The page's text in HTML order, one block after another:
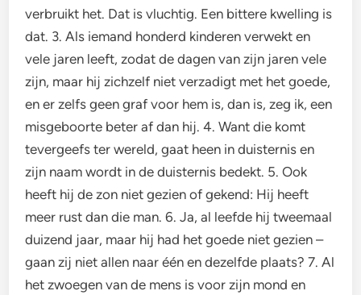
verbruikt het. Dat is vluchtig. Een bittere kwelling is
dat. 3. Als iemand honderd kinderen verwekt en
vele jaren leeft, zodat de dagen van zijn jaren vele
zijn, maar hij zichzelf niet verzadigt met het goede,
en er zelfs geen graf voor hem is, dan is, zeg ik, een
misgeboorte beter af dan hij. 4. Want die komt
tevergeefs ter wereld, gaat heen in duisternis en
zijn naam wordt in de duisternis bedekt. 5. Ook
heeft hij de zon niet gezien of gekend: Hij heeft
meer rust dan die man. 6. Ja, al leefde hij tweemaal
duizend jaar, maar hij had het goede niet gezien –
gaan zij niet allen naar één en dezelfde plaats? 7. Al
het zwoegen van de mens is voor zijn mond en